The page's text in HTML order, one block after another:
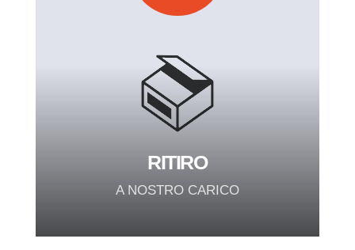
RITIRO
A NOSTRO CARICO